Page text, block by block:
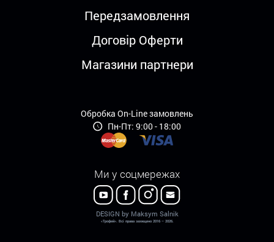
Передзамовлення
Договір Оферти
Магазини партнери
Обробка On-Line замовлень
Пн-Пт: 9:00 - 18:00
Ми у соцмережах
DESIGN by Maksym Salnik
«Трофей». Всі права захищено 2016 – 2026.